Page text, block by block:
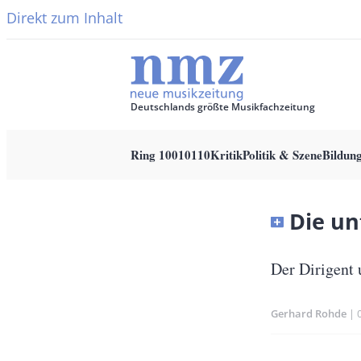
Direkt zum Inhalt
Deutschlands größte Musikfachzeitung
Ring 10010110KritikPolitik & Szene
Banner
Size
Die
Untertitel
Der Dirigent
Gerhard Rohde